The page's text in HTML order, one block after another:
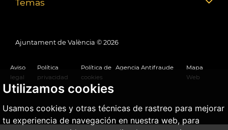
Utilizamos cookies
Usamos cookies y otras técnicas de rastreo para mejorar
tu experiencia de navegación en nuestra web, para
Temas
Ajuntament de València © 2026
Aviso
legal
Política
privacidad
Política de
cookies
Agencia Antifraude
Mapa
Web